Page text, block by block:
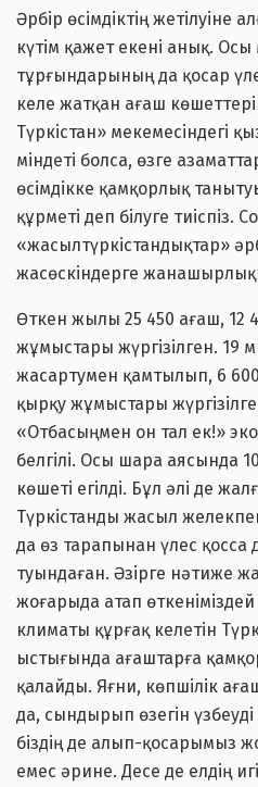
Әрбір өсімдіктің жетілуіне
күтім қажет екені анық.
тұрғындарының да қосар
келе жатқан ағаш
Түркістан» мекемесіндегі
міндеті болса, өзге
өсімдікке қамқорлық
құрметі деп білуге тиіспіз.
«жасылтүркістандықтар»
жасөскіндерге
Өткен жылы 25 450 ағаш, 12
жұмыстары жүргізілген. 19
жасартумен қамтылып, 6 600
қырқу жұмыстары
«Отбасыңмен он тал ек!»
белгілі. Осы шара аясында
көшеті егілді. Бұл әлі де
Түркістанды жасыл
да өз тарапынан үлес қосса
туындаған. Әзірге нәтиже
жоғарыда атап
климаты құрғақ келетін
ыстығында ағаштарға
қалайды. Яғни, көпшілік
да, сындырып өзегін
біздің де алып-қосарымыз
емес әрине. Десе де елдің